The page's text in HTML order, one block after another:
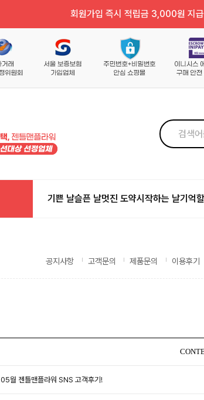
회원가입 즉시 적립금 3,000원 지
기쁜 날슬픈 날멋진 도약시작하는 날기억
공지사항 고객문의 제품문의 이용후기
05월 젠틀맨플라워 SNS 고객후기!